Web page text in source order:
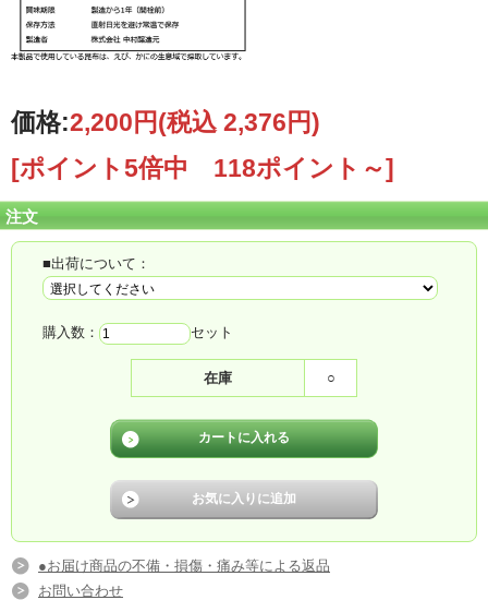
価格:2,200円(税込 2,376円)
[ポイント5倍中 118ポイント～]
注文
■出荷について：
購入数： セット
在庫 ○
●お届け商品の不備・損傷・痛み等による返品
お問い合わせ